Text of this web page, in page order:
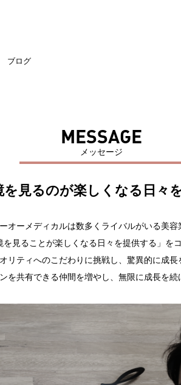
ブログ
MESSAGE
メッセージ
見るのが楽しくなる日々
オーメディカルは数多くライバルがいる美容
を見ることが楽しくなる日々を提供する」を
リティへのこだわりに挑戦し、驚異的に成長
を共有できる仲間を増やし、無限に成長を続